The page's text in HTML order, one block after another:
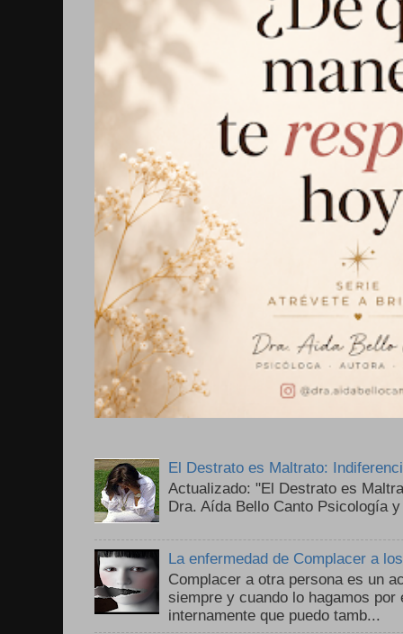
El Destrato es Maltrato:
Actualizado: "El Destrato es
Dra. Aída Bello Canto Psicología
La enfermedad de Complacer a
Complacer a otra persona es un
siempre y cuando lo hagamos por
internamente que puedo tamb...